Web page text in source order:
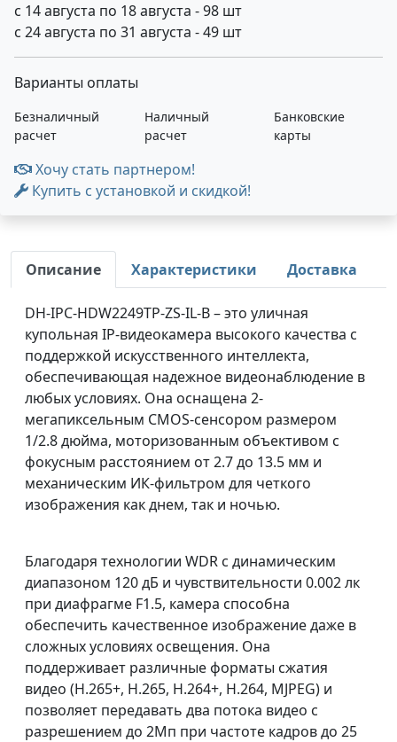
с 14 августа по 18 августа - 98 шт
с 24 августа по 31 августа - 49 шт
Варианты оплаты
Безналичный
расчет
Наличный
расчет
Банковские
карты
Хочу стать партнером!
Купить с установкой и скидкой!
Описание Характеристики Доставка
DH-IPC-HDW2249TP-ZS-IL-B – это уличная
купольная IP-видеокамера высокого качества с
поддержкой искусственного интеллекта,
обеспечивающая надежное видеонаблюдение в
любых условиях. Она оснащена 2-
мегапиксельным CMOS-сенсором размером
1/2.8 дюйма, моторизованным объективом с
фокусным расстоянием от 2.7 до 13.5 мм и
механическим ИК-фильтром для четкого
изображения как днем, так и ночью.
Благодаря технологии WDR с динамическим
диапазоном 120 дБ и чувствительности 0.002 лк
при диафрагме F1.5, камера способна
обеспечить качественное изображение даже в
сложных условиях освещения. Она
поддерживает различные форматы сжатия
видео (H.265+, H.265, H.264+, H.264, MJPEG) и
позволяет передавать два потока видео с
разрешением до 2Мп при частоте кадров до 25